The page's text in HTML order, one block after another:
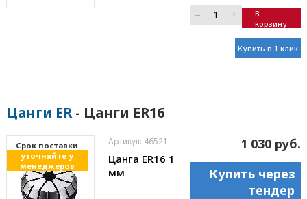
– +
В
корзину
Купить в 1 клик
Цанги ER- Цанги ER16
Cрок поставки
уточняйте у
менеджеров
Артикул: 46521
Цанга ER16 1
мм
1 030 руб.
Купить через
тендер